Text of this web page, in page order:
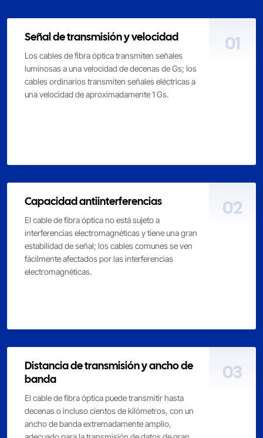
Señal de transmisión y velocidad
Los cables de fibra óptica transmiten señales
luminosas a una velocidad de decenas de Gs; los
cables ordinarios transmiten señales eléctricas a
una velocidad de aproximadamente 1 Gs.
01
Capacidad antiinterferencias
El cable de fibra óptica no está sujeto a
interferencias electromagnéticas y tiene una gran
estabilidad de señal; los cables comunes se ven
fácilmente afectados por las interferencias
electromagnéticas.
02
Distancia de transmisión y ancho de
banda
El cable de fibra óptica puede transmitir hasta
decenas o incluso cientos de kilómetros, con un
ancho de banda extremadamente amplio,
03